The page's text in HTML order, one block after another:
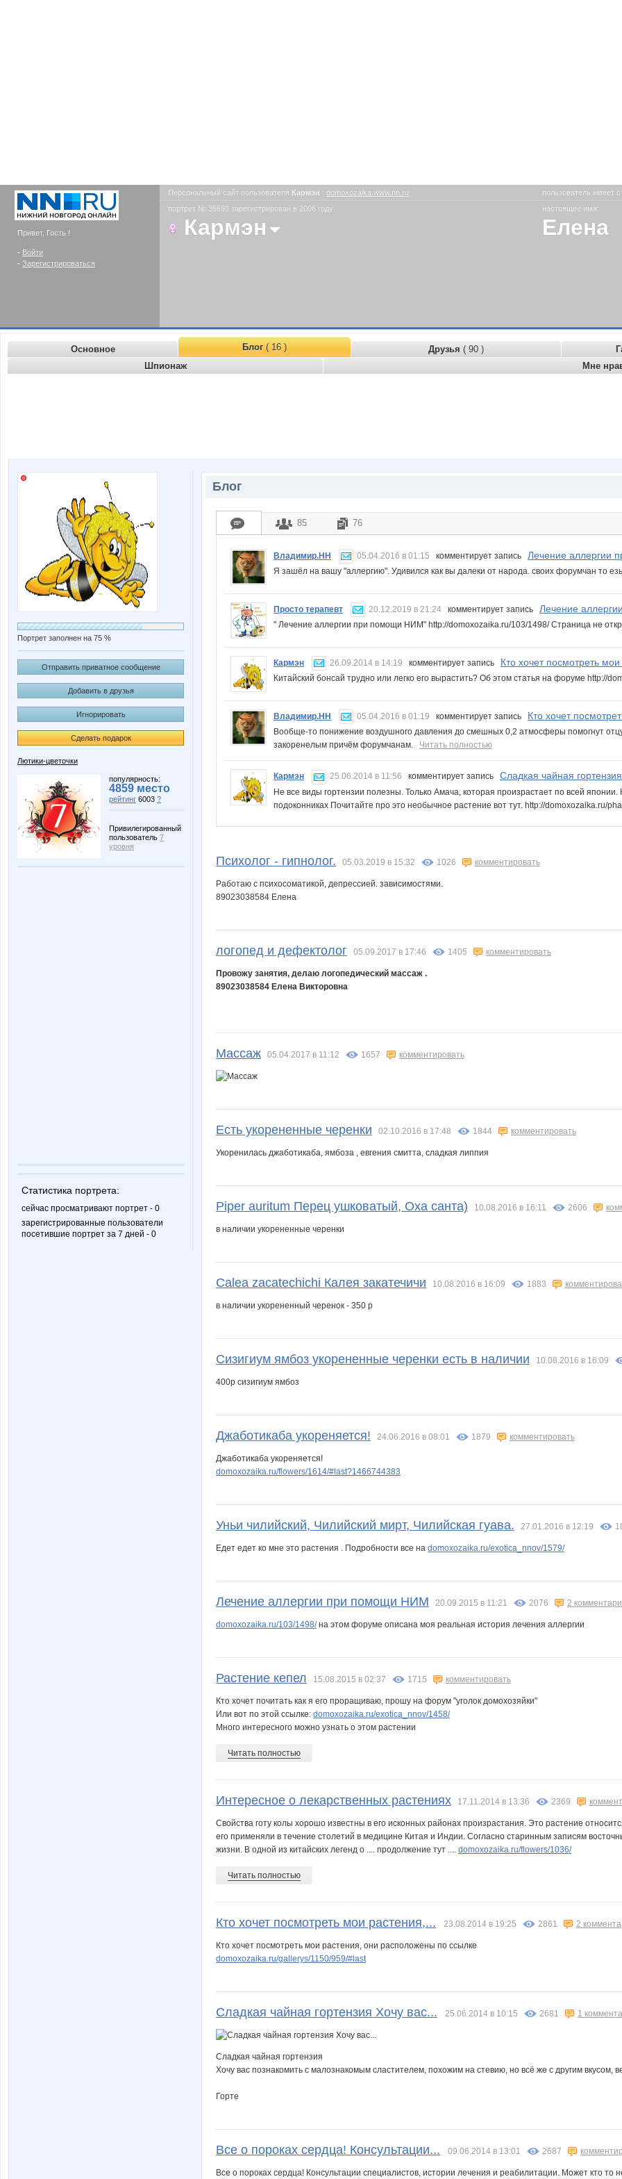
Привет, Гость !
- Войти
- Зарегистрироваться
Персональный сайт пользователя Кармэн : domoxozaika.www.nn.ru пользователь имеет
портрет № 35693 зарегистрирован в 2006 году
Кармэн
настоящее имя:
Елена
Основное Блог( 16 ) Друзья ( 90 )
Шпионаж
Мне
Портрет заполнен на 75 %
Отправить приватное сообщение
Добавить в друзья
Игнорировать
Сделать подарок
Лютики-цветочки
популярность:
4859 место
рейтинг 6003 ?
Привилегированный
пользователь 7
уровня
Статистика портрета:
сейчас просматривают портрет - 0
зарегистрированные пользователи
посетившие портрет за 7 дней - 0
Блог
85 76
Владимир.НН 05.04.2016 в 01:15 комментирует запись Лечение аллергии
Я зашёл на вашу "аллергию". Удивился как вы далеки от народа. своих форумчан то
Просто терапевт 20.12.2019 в 21:24 комментирует запись Лечение
" Лечение аллергии при помощи НИМ" http://domoxozaika.ru/103/1498/ Страница не
Кармэн 26.09.2014 в 14:19 комментирует запись Кто хочет посмотреть мои
Китайский бонсай трудно или легко его вырастить? Об этом статья на форуме http://
Владимир.НН 05.04.2016 в 01:19 комментирует запись Кто хочет
Вообще-то понижение воздушного давления до смешных 0,2 атмосферы помогнут
закоренелым причём форумчанам. Читать полностью
Кармэн 25.06.2014 в 11:56 комментирует запись Сладкая чайная
Не все виды гортензии полезны. Только Амача, которая произрастает по всей
подоконниках Почитайте про это необычное растение вот тут. http://domoxozaika.ru/
Психолог - гипнолог. 05.03.2019 в 15:32 1026 комментировать
Работаю с психосоматикой, депрессией. зависимостями.
89023038584 Елена
логопед и дефектолог 05.09.2017 в 17:46 1405 комментировать
Провожу занятия, делаю логопедический массаж .
89023038584 Елена Викторовна
Массаж 05.04.2017 в 11:12 1657 комментировать
Есть укорененные черенки 02.10.2016 в 17:48 1844 комментировать
Укоренилась джаботикаба, ямбоза , евгения смитта, сладкая липпия
Piper auritum Перец ушковатый, Оха санта) 10.08.2016 в 16:11 2606
в наличии укорененные черенки
Calea zacatechichi Калея закатечичи 10.08.2016 в 16:09 1883
в наличии укорененный черенок - 350 р
Сизигиум ямбоз укорененные черенки есть в наличии 10.08.2016 в 16:09
400р сизигиум ямбоз
Джаботикаба укореняется! 24.06.2016 в 08:01 1879 комментировать
Джаботикаба укореняется!
domoxozaika.ru/flowers/1614/#last?1466744383
Уньи чилийский, Чилийский мирт, Чилийская гуава. 27.01.2016 в 12:19
Едет едет ко мне это растения . Подробности все на domoxozaika.ru/exotica_nnov/1579/
Лечение аллергии при помощи НИМ 20.09.2015 в 11:21 2076 2
domoxozaika.ru/103/1498/на этом форуме описана моя реальная история лечения аллергии
Растение кепел 15.08.2015 в 02:37 1715 комментировать
Кто хочет почитать как я его проращиваю, прошу на форум "уголок домохозяйки"
Или вот по этой ссылке: domoxozaika.ru/exotica_nnov/1458/
Много интересного можно узнать о этом растении
Читать полностью
Интересное о лекарственных растениях 17.11.2014 в 13:36 2369
Свойства готу колы хорошо известны в его исконных районах произрастания. Это растение
его применяли в течение столетий в медицине Китая и Индии. Согласно старинным записям
жизни. В одной из китайских легенд о .... продолжение тут .... domoxozaika.ru/flowers/1036/
Читать полностью
Кто хочет посмотреть мои растения,... 23.08.2014 в 19:25 2861 2
Кто хочет посмотреть мои растения, они расположены по ссылке
domoxozaika.ru/gallerys/1150/959/#last
Сладкая чайная гортензия Хочу вас... 25.06.2014 в 10:15 2681 1
Сладкая чайная гортензия
Хочу вас познакомить с малознакомым сластителем, похожим на стевию, но всё же с другим вкусом,
Горте
Все о пороках сердца! Консультации... 09.06.2014 в 13:01 2687
Все о пороках сердца! Консультации специалистов, истории лечения и реабилитации. Может кто